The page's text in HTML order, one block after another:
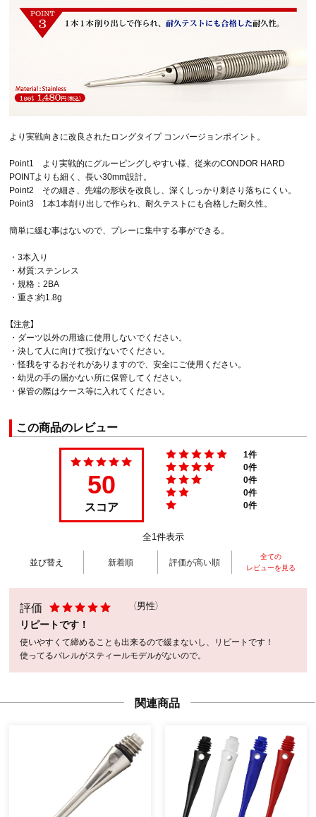
より実戦向きに改良されたロングタイプ コンバージョンポイント。
Point1 より実戦的にグルーピングしやすい様、従来のCONDOR HARD
POINTよりも細く、長い30mm設計。
Point2 その細さ、先端の形状を改良し、深くしっかり刺さり落ちにくい。
Point3 1本1本削り出しで作られ、耐久テストにも合格した耐久性。
簡単に緩む事はないので、プレーに集中する事ができる。
・3本入り
・材質:ステンレス
・規格：2BA
・重さ:約1.8g
【注意】
・ダーツ以外の用途に使用しないでください。
・決して人に向けて投げないでください。
・怪我をするおそれがありますので、安全にご使用ください。
・幼児の手の届かない所に保管してください。
・保管の際はケース等に入れてください。
この商品のレビュー
50
スコア
1件
0件
0件
0件
0件
全1件表示
並び替え 新着順 評価が高い順
全ての
レビューを見る
評価 （男性）
リピートです！
使いやすくて締めることも出来るので緩まないし、リピートです！
使ってるバレルがスティールモデルがないので。
関連商品